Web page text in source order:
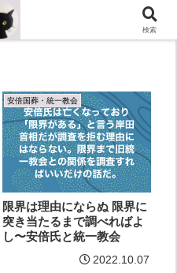
安倍国葬・統一教会
限界は理由にならぬ 限界に
突き当たるまで調べればよ
し〜安倍氏と統一教会
2022.10.07
検索